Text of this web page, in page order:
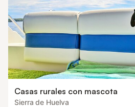
Casas rurales con mascota
Sierra de Huelva